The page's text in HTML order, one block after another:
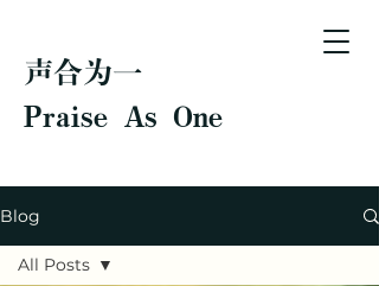
声合为一
Praise As One
Blog
All Posts